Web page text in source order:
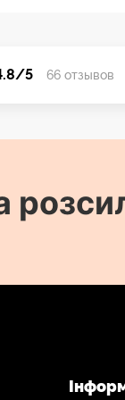
5 66 отзывов